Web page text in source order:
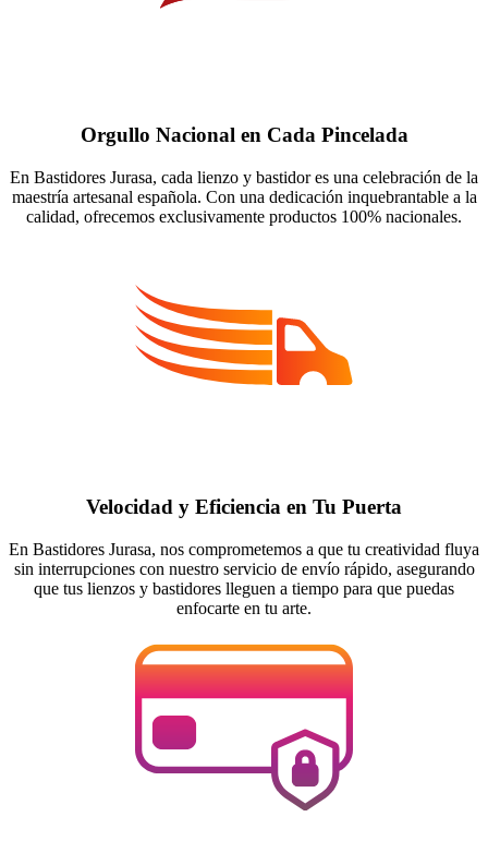
Orgullo Nacional en Cada Pincelada
En Bastidores Jurasa, cada lienzo y bastidor es una celebración de la
maestría artesanal española. Con una dedicación inquebrantable a la
calidad, ofrecemos exclusivamente productos 100% nacionales.
Velocidad y Eficiencia en Tu Puerta
En Bastidores Jurasa, nos comprometemos a que tu creatividad fluya
sin interrupciones con nuestro servicio de envío rápido, asegurando
que tus lienzos y bastidores lleguen a tiempo para que puedas
enfocarte en tu arte.